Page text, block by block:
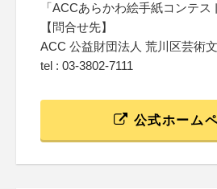
「ACCあらかわ絵手紙コンテス
【問合せ先】
ACC 公益財団法人 荒川区芸術
tel : 03-3802-7111
公式ホーム